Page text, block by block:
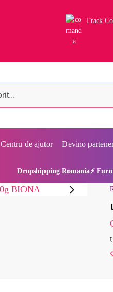
Track
Centru de ajutor Devino
Dropshipping Romania⚡